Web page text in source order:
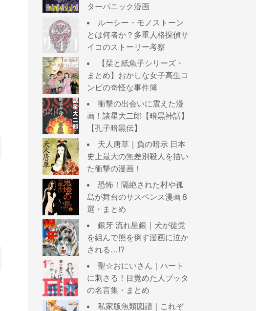
ターパニック漫画
ルーシー・モノストーン
とは何者か？多重人格探偵サ
イコのストーリー考察
【栞と紙魚子シリーズ・
まとめ】おかしな女子高生コ
ンビの奇怪な事件簿
衝撃の出会いに震えた漫
画！諸星大二郎【暗黒神話】
【孔子暗黒伝】
天人唐草｜負の暗示 日本
史上最大の無差別殺人を描い
た衝撃の漫画！
恐怖！隔絶された村や孤
島が舞台のサスペンス漫画８
選・まとめ
銀牙 流れ星銀｜犬が徒党
を組んで熊を倒す漫画に泣か
される…!?
聖☆おにいさん｜ハート
に刺さる！目覚めた人ブッタ
の名言集・まとめ
私家版魚類図譜｜これぞ